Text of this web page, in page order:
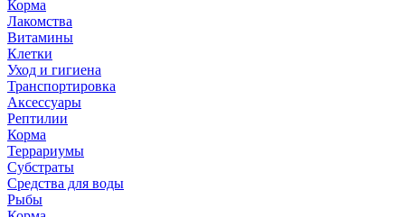
Корма
Лакомства
Витамины
Клетки
Уход и гигиена
Транспортировка
Аксессуары
Рептилии
Корма
Террариумы
Субстраты
Средства для воды
Рыбы